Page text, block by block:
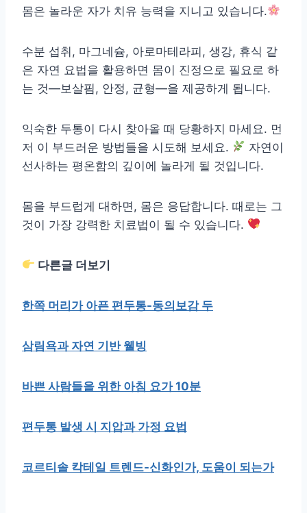
몸은 놀라운 자가 치유 능력을 지니고 있습니다.
수분 섭취, 마그네슘, 아로마테라피, 생강, 휴식 같
은 자연 요법을 활용하면 몸이 진정으로 필요로 하
는 것—보살핌, 안정, 균형—을 제공하게 됩니다.
익숙한 두통이 다시 찾아올 때 당황하지 마세요. 먼
저 이 부드러운 방법들을 시도해 보세요.
자연이
선사하는 평온함의 깊이에 놀라게 될 것입니다.
몸을 부드럽게 대하면, 몸은 응답합니다. 때로는 그
것이 가장 강력한 치료법이 될 수 있습니다.
다른글 더보기
한쪽 머리가 아픈 편두통-동의보감 두
삼림욕과 자연 기반 웰빙
바쁜 사람들을 위한 아침 요가 10분
편두통 발생 시 지압과 가정 요법
코르티솔 칵테일 트렌드-신화인가, 도움이 되는가